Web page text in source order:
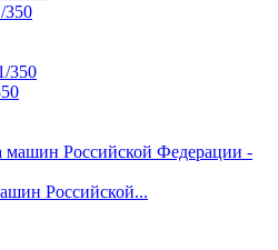
Российской...